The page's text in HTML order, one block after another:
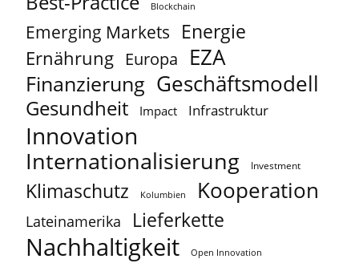
Blockchain
Emerging Markets Energie
Ernährung Europa EZA
Finanzierung Geschäftsmodell
Gesundheit Impact Infrastruktur
Innovation
Internationalisierung Investment
Klimaschutz Kolumbien Kooperation
Lateinamerika Lieferkette
Nachhaltigkeit Open Innovation